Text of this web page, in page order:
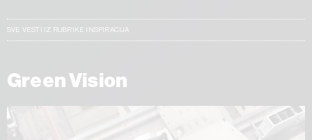
SVE VESTI IZ RUBRIKE INSPIRACIJA
Green Vision